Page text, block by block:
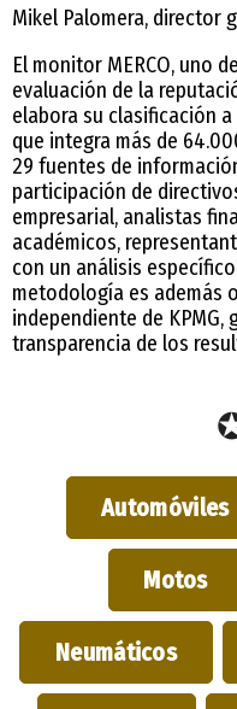
Mikel Palomera, director
El monitor MERCO, uno
evaluación de la
elabora su clasificación
que integra más de
29 fuentes de
participación de
empresarial, analistas
académicos,
con un análisis
metodología es además
independiente de
transparencia de los
Automóviles
Motos
Neumáticos